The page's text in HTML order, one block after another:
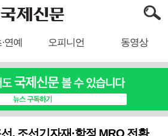
연예 오피니언 동영상
, 조선기자재·함정 MRO 전환